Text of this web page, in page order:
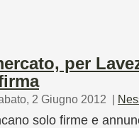
per
2 Giugno 2012 |
solo firme e